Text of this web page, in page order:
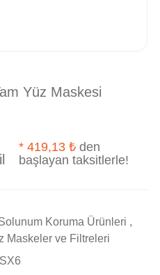
Yüz Maskesi
* 419,13 ₺ den
başlayan taksitlerle!
Koruma Ürünleri ,
Maskeler ve Filtreleri